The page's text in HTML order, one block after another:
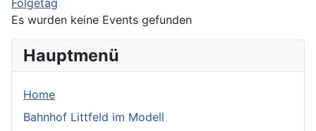
Es wurden keine Events gefunden
Hauptmenü
Home
Bahnhof Littfeld im Modell